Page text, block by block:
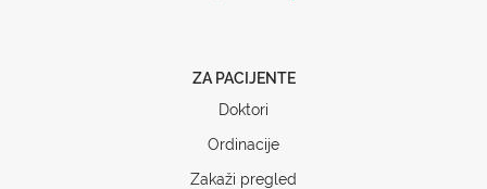
ZA PACIJENTE
Doktori
Ordinacije
Zakaži pregled